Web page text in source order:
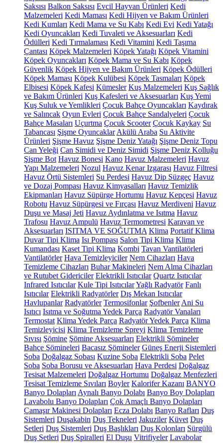
Saksısı Balkon Saksısı Evcil Hayvan Ürünleri Kedi
Malzemeleri Kedi Maması Kedi Hijyen ve Bakım Ürünleri
Kedi Kumları Kedi Mama ve Su Kabı Kedi Evi Kedi Yatağı
Kedi Oyuncakları Kedi Tuvaleti ve Aksesuarları Kedi
Ödülleri Kedi Tırmalaması Kedi Vitamini Kedi Taşıma
Çantası Köpek Malzemeleri Köpek Yatağı Köpek Vitamini
Köpek Oyuncakları Köpek Mama ve Su Kabı Köpek
Güvenlik Köpek Hijyen ve Bakım Ürünleri Köpek Ödülleri
Köpek Maması Köpek Kulübesi Köpek Tasmaları Köpek
Elbisesi Köpek Kafesi Kümesler Kuş Malzemeleri Kuş Sağlık
ve Bakım Ürünleri Kuş Kafesleri ve Aksesuarları Kuş Yemi
Kuş Suluk ve Yemlikleri Çocuk Bahçe Oyuncakları Kaydırak
ve Salıncak Oyun Evleri Çocuk Bahçe Sandalyeleri Çocuk
Bahçe Masaları Uçurtma Çocuk Scooter Çocuk Kaykay Su
Tabancası Şişme Oyuncaklar Akülü Araba Su Aktivite
Ürünleri Şişme Havuz Şişme Deniz Yatağı Şişme Deniz Topu
Can Yeleği Can Simidi ve Deniz Simidi Şişme Deniz Kolluğu
Şişme Bot Havuz Bonesi Kano Havuz Malzemeleri Havuz
Yapı Malzemeleri Nozul Havuz Kenar Izgarası Havuz Filtresi
Havuz Örtü Sistemleri Su Perdesi Havuz Dip Süzgeç Havuz
ve Dozaj Pompası Havuz Kimyasalları Havuz Temizlik
Ekipmanları Havuz Süpürge Hortumu Havuz Kepçesi Havuz
Robotu Havuz Süpürgesi ve Fırçası Havuz Merdiveni Havuz
Duşu ve Masaj Jeti Havuz Aydınlatma ve Isıtma Havuz
Trafosu Havuz Ampulü Havuz Termometresi Karavan ve
Aksesuarları ISITMA VE SOĞUTMA Klima Portatif Klima
Duvar Tipi Klima Isı Pompası Salon Tipi Klima Klima
Kumandası Kaset Tipi Klima Kombi Tavan Vantilatörleri
Vantilatörler Hava Temizleyiciler Nem Cihazları Hava
Temizleme Cihazları Buhar Makineleri Nem Alma Cihazları
ve Rutubet Gidericiler Elektrikli Isıtıcılar Quartz Isıtıcılar
Infrared Isıtıcılar Kule Tipi IsıtıcılarYağlı Radyatör Fanlı
Isıtıcılar Elektrikli Radyatörler Dış Mekan Isıtıcılar
Havlupanlar Radyatörler Termosifonlar Şofbenler Ani Su
Isıtıcı Isıtma ve Soğutma Yedek Parça Radyatör Vanaları
Termostat Klima Yedek Parça Radyatör Yedek Parça Klima
Temizleyicisi Klima Temizleme Spreyi Klima Temizleme
Sıvısı Şömine Şömine Aksesuarları Elektrikli Şömineler
Bahçe Şömineleri Bacasız Şömineler Güneş Enerji Sistemleri
Soba Doğalgaz Sobası Kuzine Soba Elektrikli Soba Pelet
Soba Soba Borusu ve Aksesuarları Hava Perdesi Doğalgaz
Tesisat Malzemeleri Doğalgaz Hortumu Doğalgaz Menfezleri
Tesisat Temizleme Sıvıları Boyler Kalorifer Kazanı BANYO
Banyo Dolapları Aynalı Banyo Dolabı Banyo Boy Dolapları
Lavabolu Banyo Dolapları Çok Amaçlı Banyo Dolapları
Çamaşır Makinesi Dolapları Ecza Dolabı Banyo Rafları Duş
Sistemleri Duşakabin Duş Tekneleri Jakuziler Küvet Duş
Setleri Duş Sistemleri Duş Başlıkları Duş Kolonları Sürgülü
Duş Setleri Duş Spiralleri El Duşu Vitrifiyeler Lavabolar